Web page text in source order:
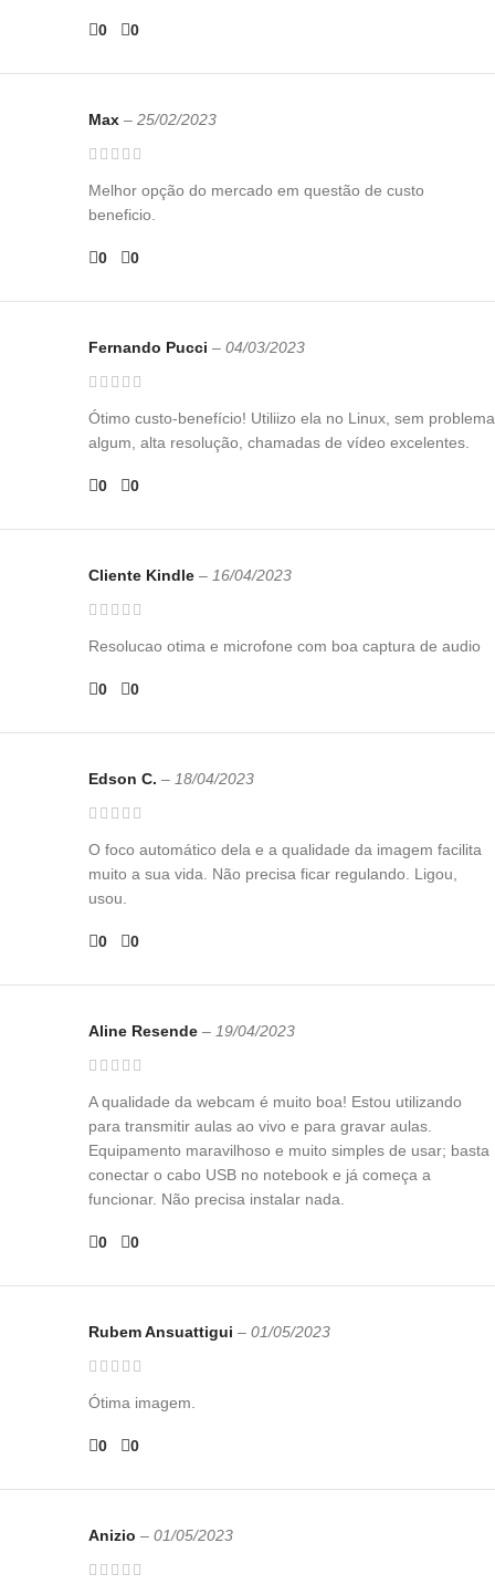
0 0
Max – 25/02/2023
Melhor opção do mercado em questão de custo
beneficio.
0 0
Fernando Pucci – 04/03/2023
Ótimo custo-benefício! Utiliizo ela no Linux, sem problema
algum, alta resolução, chamadas de vídeo excelentes.
0 0
Cliente Kindle – 16/04/2023
Resolucao otima e microfone com boa captura de audio
0 0
Edson C. – 18/04/2023
O foco automático dela e a qualidade da imagem facilita
muito a sua vida. Não precisa ficar regulando. Ligou,
usou.
0 0
Aline Resende – 19/04/2023
A qualidade da webcam é muito boa! Estou utilizando
para transmitir aulas ao vivo e para gravar aulas.
Equipamento maravilhoso e muito simples de usar; basta
conectar o cabo USB no notebook e já começa a
funcionar. Não precisa instalar nada.
0 0
Rubem Ansuattigui – 01/05/2023
Ótima imagem.
0 0
Anizio – 01/05/2023